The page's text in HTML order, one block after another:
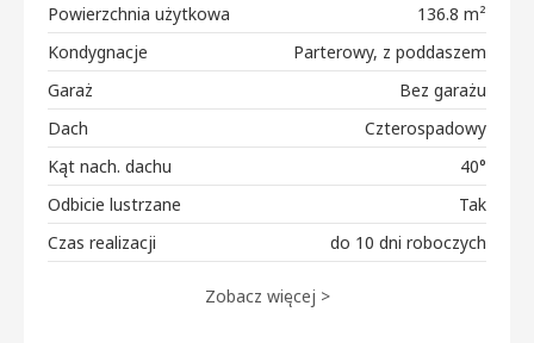
Powierzchnia użytkowa
136.8 m²
Kondygnacje
Parterowy, z poddaszem
Garaż
Bez garażu
Dach
Czterospadowy
Kąt nach. dachu
40°
Odbicie lustrzane
Tak
Czas realizacji
do 10 dni roboczych
Zobacz więcej >